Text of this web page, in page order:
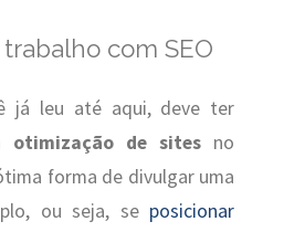
com SEO
já leu até aqui, deve ter
otimização de sites no
forma de divulgar uma
ou seja, se posicionar